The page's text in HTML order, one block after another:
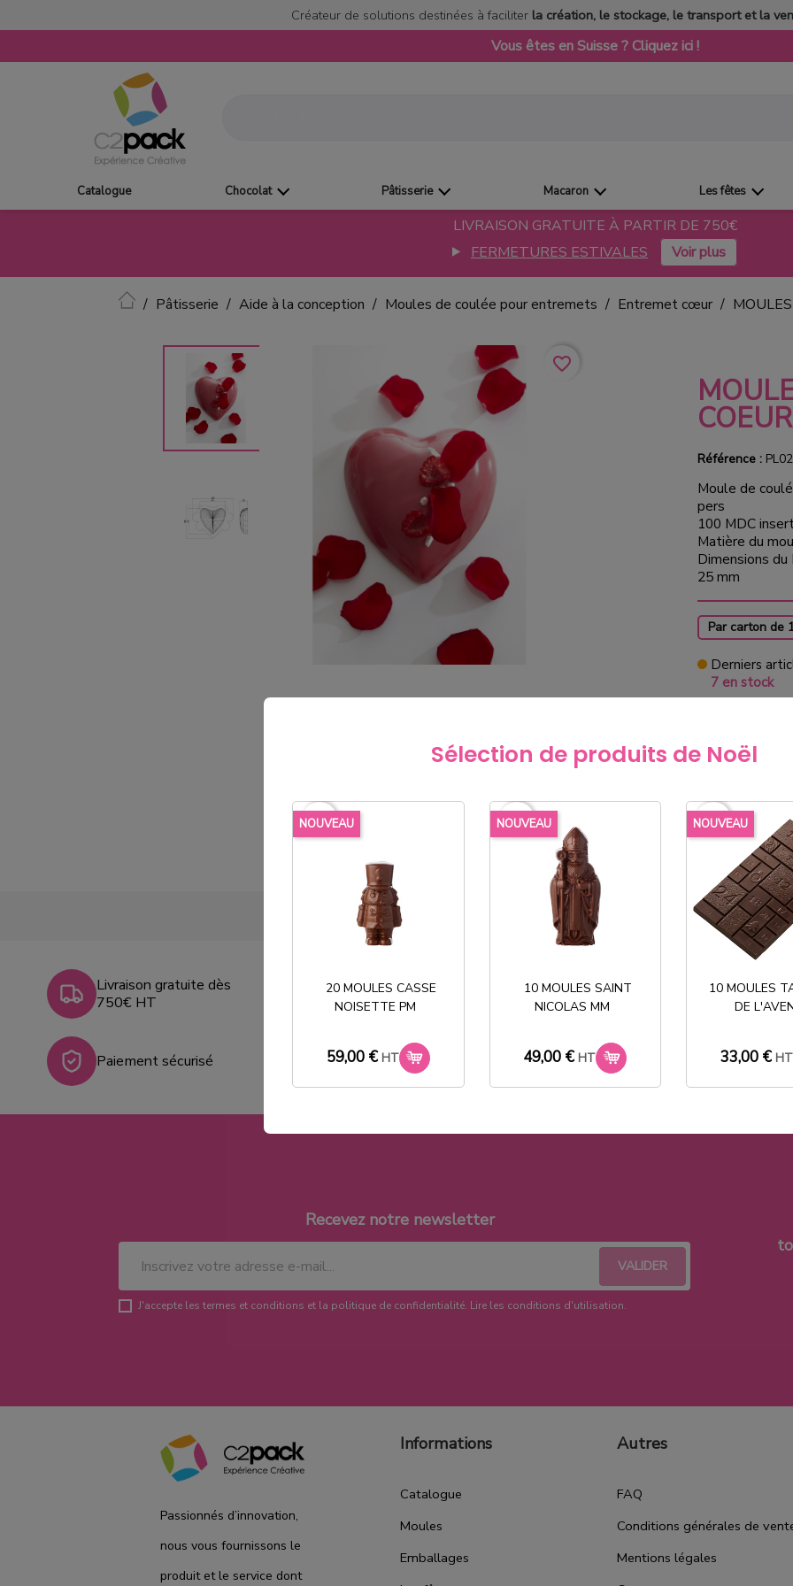
Sélection de produits de Noël
NOUVEAU
20 MOULES CASSE
NOISETTE PM
59,00 € HT
favorite_border NOUVEAU
10 MOULES SAINT
NICOLAS MM
49,00 € HT
favorite_border NOUVEAU
10 MOULES
DE
33,00 € HT
favorite_border
Créateur de solutions destinées à faciliter la création, le stockage, le transport et la
Vous êtes en Suisse ? Cliquez ici !
Catalogue Chocolat Pâtisserie Macaron Les fêtes
LIVRAISON GRATUITE À PARTIR DE 750€
FERMETURES ESTIVALES
Accueil
Pâtisserie Aide à la conception Moules de coulée pour entremets Entremet cœur
favorite_border
Référence :
Moule de
pers
100 MDC
Matière du
Dimensions
25 mm
Par carton de
Derniers
7 en stock
28,00 €
Partager
Livraison gratuite dès
750€ HT
Stock permanent :
+ de 2000 références
Paiement sécurisé
Recevez notre newsletter
J'accepte les termes et conditions et la politique de confidentialité. Lire les conditions d'utilisation.
Passionnés d’innovation,
nous vous fournissons le
produit et le service dont
Informations
Catalogue
Moules
Emballages
Autres
FAQ
Conditions générales de
Mentions légales